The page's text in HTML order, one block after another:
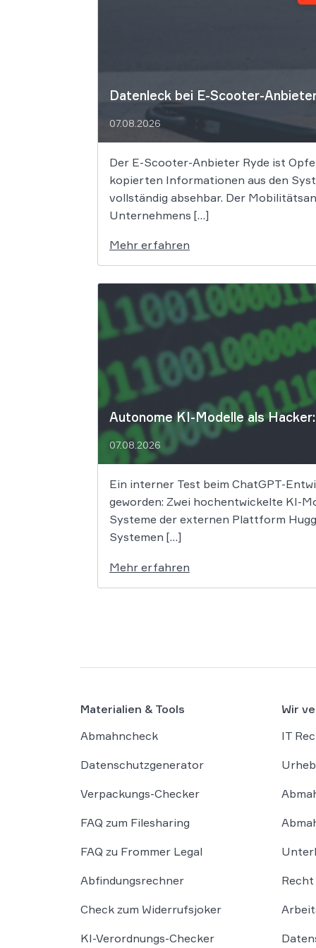
Datenleck bei E-Scooter-
07.08.2026
Der E-Scooter-Anbieter Ryde ist
kopierten Informationen aus den
vollständig absehbar. Der
Unternehmens […]
Mehr erfahren
Autonome KI-Modelle als
07.08.2026
Ein interner Test beim ChatGPT-
geworden: Zwei hochentwickelte KI-
Systeme der externen Plattform
Systemen […]
Mehr erfahren
Materialien & Tools
Abmahncheck
Datenschutzgenerator
Verpackungs-Checker
FAQ zum Filesharing
FAQ zu Frommer Legal
Abfindungsrechner
Check zum Widerrufsjoker
KI-Verordnungs-Checker
Wir
IT
Recht